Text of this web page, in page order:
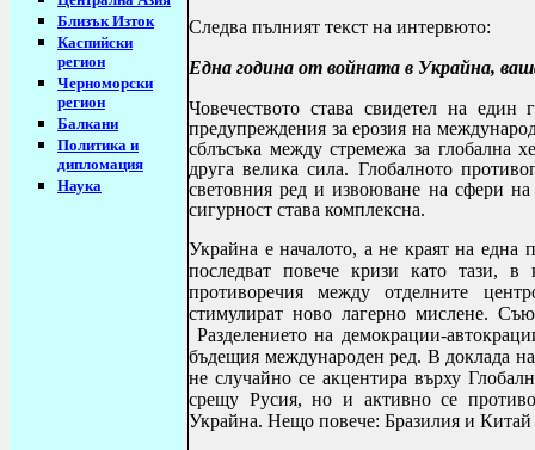
Близък Изток
Каспийски
регион
Черноморски
регион
Балкани
Политика и
дипломация
Наука
Следва пълният текст на интервюто:
Една година от войната в Украйна,
Човечеството става свидетел на
предупреждения за ерозия на
сблъсъка между стремежа за глобална
друга велика сила. Глобалното
световния ред и извоюване на сфери
сигурност става комплексна.
Украйна е началото, а не краят на една
последват повече кризи като тази, в
противоречия между отделните
стимулират ново лагерно мислене.
Разделението на демокрации-
бъдещия международен ред. В доклада
не случайно се акцентира върху
срещу Русия, но и активно се
Украйна. Нещо повече: Бразилия и Китай